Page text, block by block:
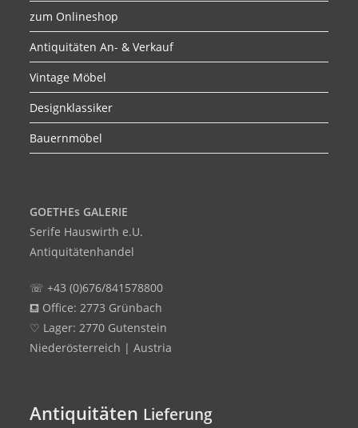
zum Onlineshop
Antiquitäten An- & Verkauf
Vintage Möbel
Designklassiker
Bauernmöbel
GOETHEs GALERIE
Serife Hauswirth e.U.
Antiquitätenhandel
☏ +43 (0)676/841578800
⛾ Office: 2773 Grünbach
♡ Lager: 2770 Gutenstein
Niederösterreich | Austria
Antiquitäten Lieferung